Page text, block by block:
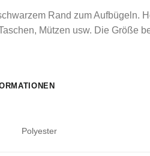
Rand zum Aufbügeln.
Mützen usw. Die Größe
Polyester